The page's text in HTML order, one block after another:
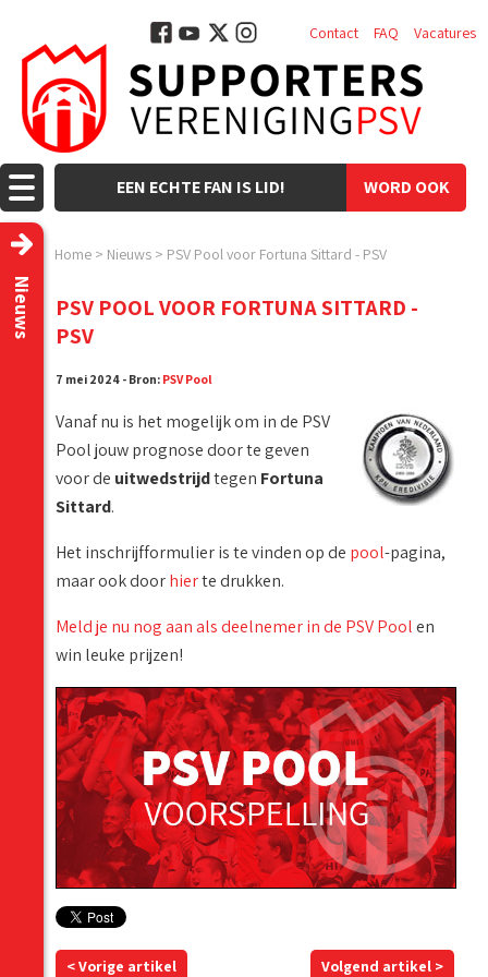
WORD OOK
EEN ECHTE FAN IS LID!
Contact FAQ Vacatures
Home > Nieuws > PSV Pool voor Fortuna Sittard - PSV
Nieuws
PSV POOL VOOR FORTUNA SITTARD -
PSV
7 mei 2024 - Bron: PSV Pool
Vanaf nu is het mogelijk om in de PSV
Pool jouw prognose door te geven
voor de uitwedstrijdtegen Fortuna
Sittard.
Het inschrijfformulier is te vinden op de pool-pagina,
maar ook doorhierte drukken.
Meld je nu nog aan als deelnemer in de PSV Poolen
win leuke prijzen!
< Vorige artikel Volgend artikel >